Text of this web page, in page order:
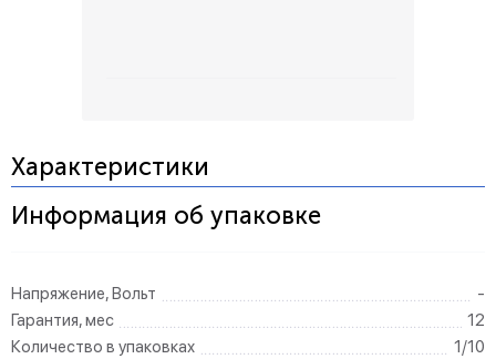
Характеристики
Информация об упаковке
Напряжение, Вольт
-
Гарантия, мес
12
Количество в упаковках
1/10